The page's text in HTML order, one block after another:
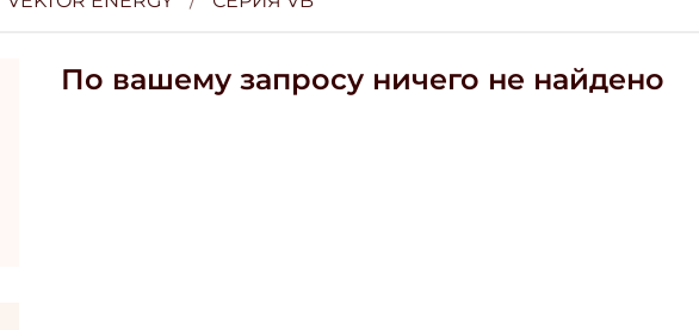
По вашему запросу ничего не найдено